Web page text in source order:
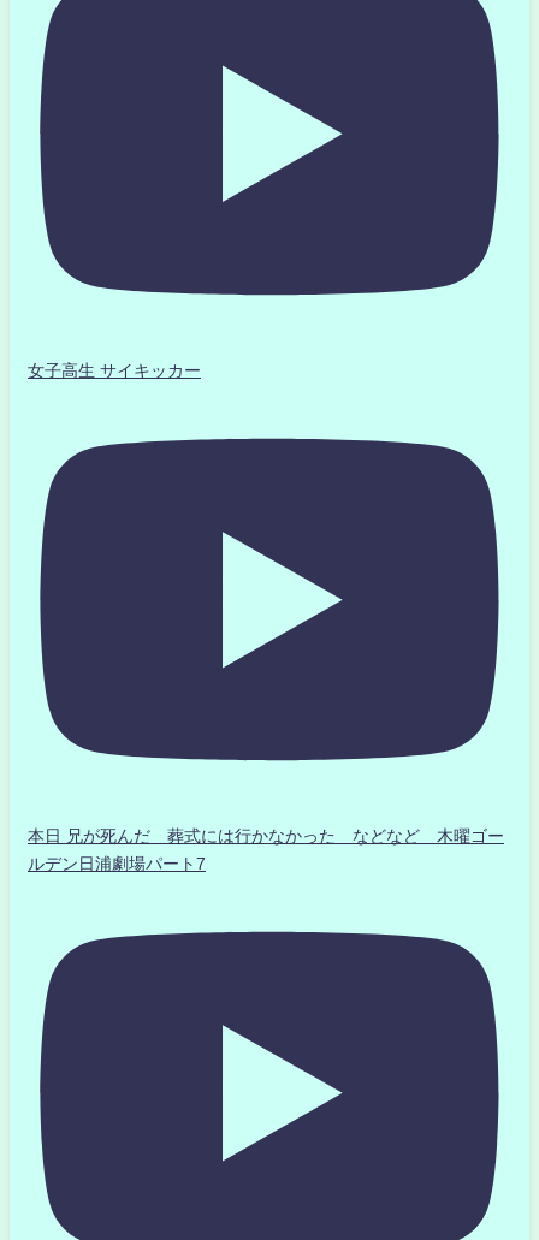
女子高生 サイキッカー
本日 兄が死んだ 葬式には行かなかった などなど 木曜ゴー
ルデン日浦劇場パート7